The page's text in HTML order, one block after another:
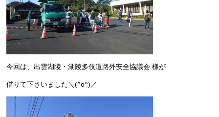
今回は、出雲湖陵・湖陵多伎道路外安全協議会 様が
借りて下さいました＼(^o^)／